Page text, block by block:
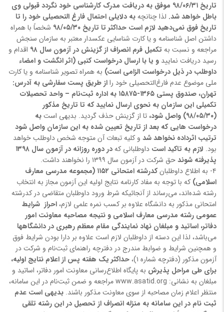
تاریخ ۹۸/۰۶/۳۱ موفق به دریافت مدرک کارشناسی خود نگردد قبولی وی
باطل خواهد شد. لذا چنانچهبه دلایلی احتمال فارغ التحصیلی خود را تا
تاریخ فوق نمی‌دهید لازم است حداکثر تا تاریخ ۹۸/۰۵/۳۰
شخصاً با همراه
داشتن اصل شناسنامه و یا کارت شناسایی عکسدار معتبر به سازمان سنجش
مراجعه و نسبت به تکمیل فرم انصراف از گزینش در آزمون سال ۹۸
اقدام و
رسید دریافت نمایید و یا با ارسال درخواست کتبی (اثر انگشت و امضاء
داوطلب در ذیل درخواست الزامی است) به همراه تصویر شناسنامه و یا کارت
ملی موضوع عدم فارغ‌التحصیلی خود رااز طریق‌ پست سفارشی به آدرس:
تهران، صندوق پستی ۱۳۶۵-۱۵۸۷۵ به اداره ثبت‌نام – واحد تحصیلات
تکمیلی این سازمان به نحوی ارسال نمایید که تا تاریخ مذکور
(۹۸/۰۵/۳۰) واصل شود،
تا از گزینش حذف گردید. بدیهی استبه
درخواست هایی که بعد از تاریخ تعیین شده به این سازمان واصل شود
ترتیب اثرداده نخواهد شد و کلیه تبعات آن متوجه شخص داوطلب خواهد
بود. لازم به تاکید است داوطلبانی که
در دوره روزانه در آزمون سال ۱۳۹۸
پذیرفته شوندحق شرکت در آزمون سال ۱۳۹۹ را نخواهند داشت.
۴- به اطلاع داوطلبان
کدرشته امتحانی ۱۱۵۲ (مجموعه مدرسی معارف
اسلامی) که با توجه به مفاد کارنامه نتایج اولیه این آزمون مجاز به انتخاب
رشته شده‌اند، می‌رساند از آنجائیکه شرط ورود داوطلبان متقاضی در کدرشته
امتحانی مذکور به دانشگاه علاوه بر کسب نمره علمی لازم، احراز شرایط
عمومی رشته مدرسی معارف اسلامی و نتیجه مصاحبه‌ معاونت امور
دفاتر، اساتید و مبلغان نهاد نمایندگی مقام معظم رهبری در دانشگاهها
می‌باشد، لذا این دسته از داوطلبان لازم است علاوه بر دارا بودن شرایط فوق
و همچنین شرایط و ضوابط مندرج در دفترچه راهنمای ثبت‌نام و شرکت در
آزمون مذکور (دفترچه شماره ۱)،
حداکثر یک هفته پس از اعلام نتایج اولیه،
برای طی مراحل پذیرش به پایگاه اطلاع‌رسانی معاونت امور دفاتر، اساتید و
مبلغان به نشانی: www.asatid.org مراجعه و ضمن ثبت‌نام در این سامانه،
منتظر اعلام زمان مصاحبه از سوی معاونت مذکور باشند. بدیهی است عدم
ثبت نام در این سامانه به منزله انصراف از تحصیل در این رشته تلقی